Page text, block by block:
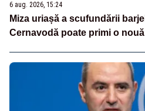
6 aug. 2026, 15:24
Miza uriașă a scufundării
Cernavodă poate primi o